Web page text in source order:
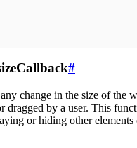
#
change in the size of the
dragged by a user. This
or hiding other elements